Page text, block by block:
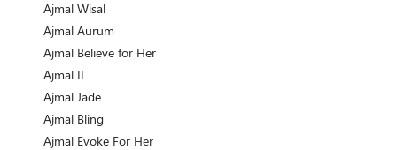
Ajmal Wisal
Ajmal Aurum
Ajmal Believe for Her
Ajmal II
Ajmal Jade
Ajmal Bling
Ajmal Evoke For Her